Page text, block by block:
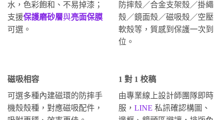
水，色彩飽和、不易掉漆；
支援保護磨砂層與亮面保膜
可選。
防摔殼／合金支架殼／掛繩
殼／鏡面殼／磁吸殼／空壓
軟殼等，質感到保護一次到
位。
磁吸相容
可選多種內建磁環的防摔手
機殼殼種，對應磁吸配件，
1 對 1 校稿
由專業線上設計師團隊即時
服， LINE 私訊確認構圖、